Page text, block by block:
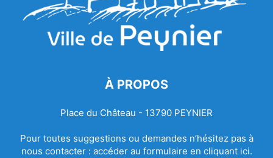
À PROPOS
Place du Château - 13790 PEYNIER
Pour toutes suggestions ou demandes n’hésitez pas à
nous contacter : accéder au formulaire en cliquant ici.